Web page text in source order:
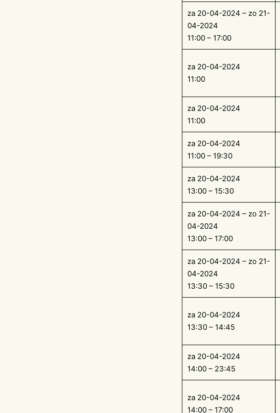
za 20-04-2024 – zo 21-
04-2024
11:00 – 17:00
za 20-04-2024
11:00
za 20-04-2024
11:00
za 20-04-2024
11:00 – 19:30
za 20-04-2024
13:00 – 15:30
za 20-04-2024 – zo 21-
04-2024
13:00 – 17:00
za 20-04-2024 – zo 21-
04-2024
13:30 – 15:30
za 20-04-2024
13:30 – 14:45
za 20-04-2024
14:00 – 23:45
za 20-04-2024
14:00 – 17:00